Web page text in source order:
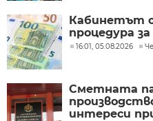
Кабинетът
процедура за
16:01, 05.08.2026
Сметната
интереси